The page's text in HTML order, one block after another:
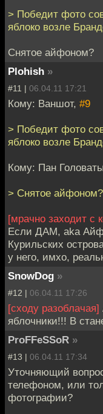
> Победит фото
яблоко возле
Снятое айфоном?
Plohish »
#11 | 06.04.11 17:21
Кому: Ваншот, #9
> Победит фото
яблоко возле
Кому: Пан
> Снятое айфоном?
[мрачно заходит с
Если ДАМ, aka
Курильских
у него, имхо,
SnowDog »
#12 | 06.04.11 17:26
[сходу разоблачая]
яблочники!!! В
ProFFeSSoR »
#13 | 06.04.11 17:34
Уточняющий
телефоном, или
фотографии?